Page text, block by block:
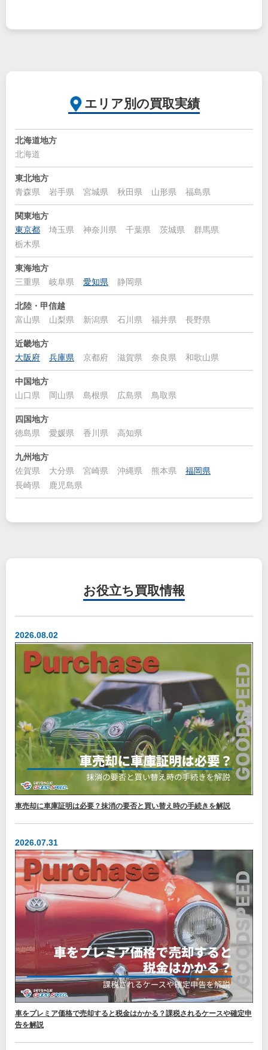
エリア別の買取実績
北海道地方
北海道
東北地方
青森県
岩手県 宮城県 秋田県 山形県 福島県
関東地方
東京都
埼玉県 神奈川県 千葉県 茨城県
群馬県
栃木県
東海地方
三重県
岐阜県 愛知県 静岡県
北陸・甲信越
富山県
山梨県 新潟県 石川県 福井県 長野県
近畿地方
大阪府
兵庫県 京都府 滋賀県 奈良県 和歌山県
中国地方
山口県
岡山県 島根県 広島県 鳥取県
四国地方
徳島県
愛媛県 香川県 高知県
九州地方
佐賀県
大分県 宮崎県 沖縄県 熊本県
福岡県
長崎県
鹿児島県
お役立ち 買取情報
2026.08.02
車売却に車庫証明は必要？抹消の要否と買い替え時の手続きを解説
2026.07.31
車をプレミア価格で売却すると税金はかかる？課税されるケースや確定申
告を解説